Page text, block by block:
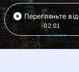
Перегляньте
02:01